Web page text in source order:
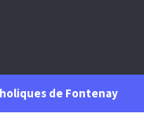
de Fontenay